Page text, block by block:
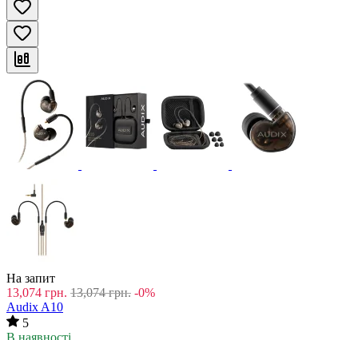
На запит
13,074 грн. 13,074 грн. -0%
Audix A10
5
В наявності